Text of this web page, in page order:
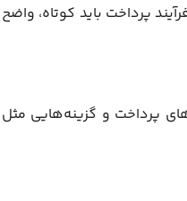
پرداخت باید کوتاه، واضح
پرداخت و گزینه‌هایی مثل